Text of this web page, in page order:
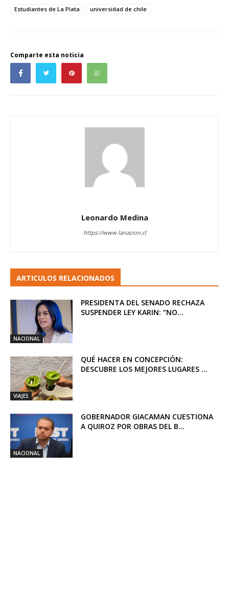
Estudiantes de La Plata
universidad de chile
Comparte esta noticia
Leonardo Medina
https://www.lanacion.cl
ARTICULOS RELACIONADOS
NACIONAL
PRESIDENTA DEL SENADO RECHAZA
SUSPENDER LEY KARIN: “NO...
VIAJES
QUÉ HACER EN CONCEPCIÓN:
DESCUBRE LOS MEJORES LUGARES ...
NACIONAL
GOBERNADOR GIACAMAN CUESTIONA
A QUIROZ POR OBRAS DEL B...